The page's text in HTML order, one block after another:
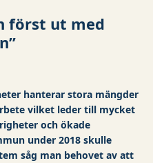
först ut med
hanterar stora mängder
vilket leder till mycket
och ökade
under 2018 skulle
såg man behovet av att